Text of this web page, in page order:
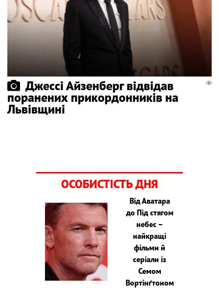
Джессі Айзенберг відвідав
поранених прикордонників на
Львівщині
ОСОБИСТІСТЬ ДНЯ
Від Аватара
до Під стягом
небес –
найкращі
фільми й
серіали із
Семом
Вортінґтоном